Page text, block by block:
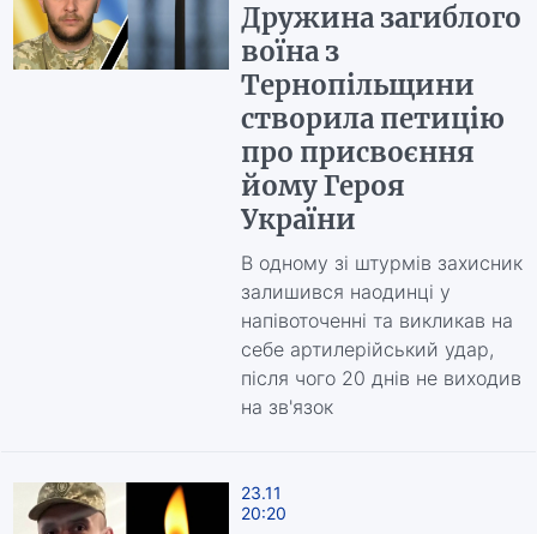
Дружина загиблого
воїна з
Тернопільщини
створила петицію
про присвоєння
йому Героя
України
В одному зі штурмів захисник
залишився наодинці у
напівоточенні та викликав на
себе артилерійський удар,
після чого 20 днів не виходив
на зв'язок
23.11
20:20